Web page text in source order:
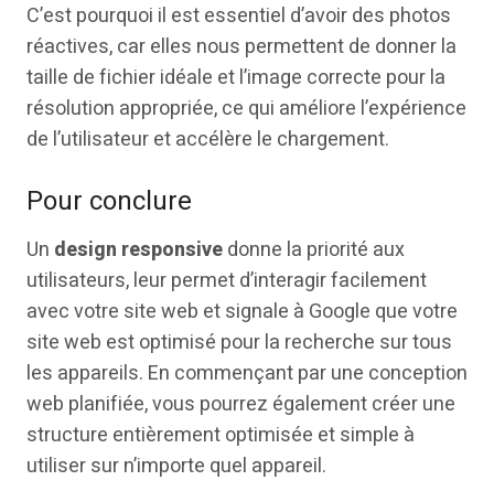
C’est pourquoi il est essentiel d’avoir des photos
réactives, car elles nous permettent de donner la
taille de fichier idéale et l’image correcte pour la
résolution appropriée, ce qui améliore l’expérience
de l’utilisateur et accélère le chargement.
Pour conclure
Un design responsivedonne la priorité aux
utilisateurs, leur permet d’interagir facilement
avec votre site web et signale à Google que votre
site web est optimisé pour la recherche sur tous
les appareils. En commençant par une conception
web planifiée, vous pourrez également créer une
structure entièrement optimisée et simple à
utiliser sur n’importe quel appareil.